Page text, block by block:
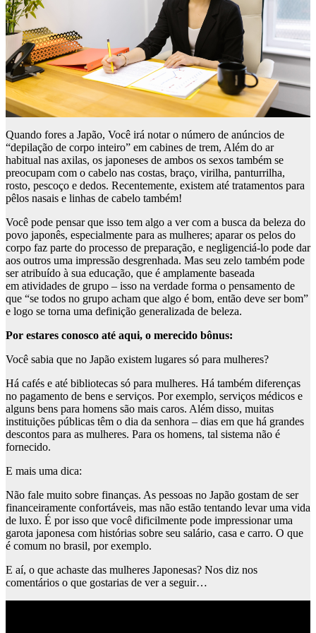
Quando fores a Japão, Você irá notar o número de anúncios de
“depilação de corpo inteiro” em cabines de trem, Além do ar
habitual nas axilas, os japoneses de ambos os sexos também se
preocupam com o cabelo nas costas, braço, virilha, panturrilha,
rosto, pescoço e dedos. Recentemente, existem até tratamentos para
pêlos nasais e linhas de cabelo também!
Você pode pensar que isso tem algo a ver com a busca da beleza do
povo japonês, especialmente para as mulheres; aparar os pelos do
corpo faz parte do processo de preparação, e negligenciá-lo pode dar
aos outros uma impressão desgrenhada. Mas seu zelo também pode
ser atribuído à sua educação, que é amplamente baseada
em atividades de grupo – isso na verdade forma o pensamento de
que “se todos no grupo acham que algo é bom, então deve ser bom”
e logo se torna uma definição generalizada de beleza.
Por estares conosco até aqui, o merecido bônus:
Você sabia que no Japão existem lugares só para mulheres?
Há cafés e até bibliotecas só para mulheres. Há também diferenças
no pagamento de bens e serviços. Por exemplo, serviços médicos e
alguns bens para homens são mais caros. Além disso, muitas
instituições públicas têm o dia da senhora – dias em que há grandes
descontos para as mulheres. Para os homens, tal sistema não é
fornecido.
E mais uma dica:
Não fale muito sobre finanças. As pessoas no Japão gostam de ser
financeiramente confortáveis, mas não estão tentando levar uma vida
de luxo. É por isso que você dificilmente pode impressionar uma
garota japonesa com histórias sobre seu salário, casa e carro. O que
é comum no brasil, por exemplo.
E aí, o que achaste das mulheres Japonesas? Nos diz nos
comentários o que gostarias de ver a seguir…